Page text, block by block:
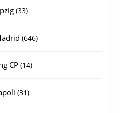
3333
646646
CP 1414
3131